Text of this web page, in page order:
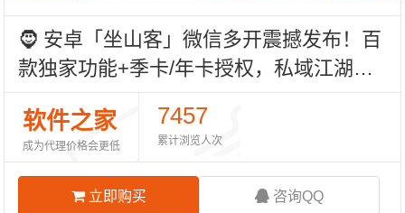
🧔‍️ 安卓「坐山客」微信多开震撼发布！百
款独家功能+季卡/年卡授权，私域江湖的
定海神针！
软件之家
成为代理价格会更低
7457
累计浏览人次
立即购买 咨询QQ